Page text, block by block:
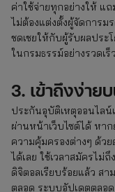
ค่าใช้จ่ายทุกอย่างให้ แ
ไม่ต้องแต่งตั้งผู้จัดการม
ชดเชยให้กับผู้รับผลปร
ในกรมธรรม์อย่างรวดเร็ว
3. เข้าถึงง่าย
ประกันอุบัติเหตุออนไลน์
ผ่านหน้าเว็บไซต์ได้ หา
ความคุ้มครองต่างๆ ด้วย
ได้เลย ใช้เวลาสมัครไ
ดิจิตอลเรียบร้อยแล้ว ส
ตลอด ระบบอัปเดตตลอ